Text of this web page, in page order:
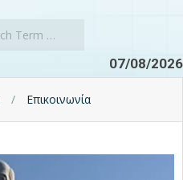
07/08/2026
Επικοινωνία